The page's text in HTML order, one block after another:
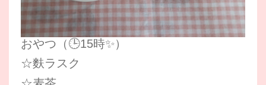
おやつ（🕒15時✨）
☆麩ラスク